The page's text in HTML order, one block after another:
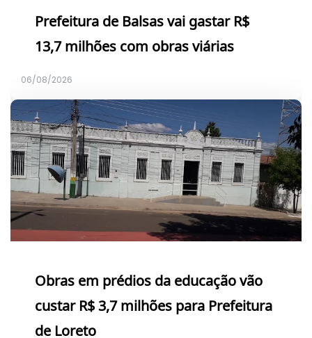
Prefeitura de Balsas vai gastar R$
13,7 milhões com obras viárias
06/08/2026
Obras em prédios da educação vão
custar R$ 3,7 milhões para Prefeitura
de Loreto